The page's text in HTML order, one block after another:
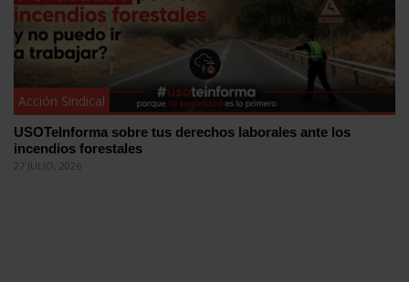
Acción Sindical
USOTeInforma sobre tus derechos laborales ante los
incendios forestales
27 JULIO, 2026